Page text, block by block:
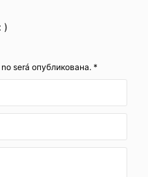
)
será опубликована. *